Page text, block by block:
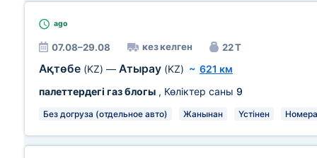
ago
07.08–29.08 кез келген 22 Т
Ақтөбе (KZ) — Атырау (KZ) ~ 621 км
палеттердегі газ блогы , Көліктер саны 9
Без догруза (отдельное авто) Жанынан Үстінен